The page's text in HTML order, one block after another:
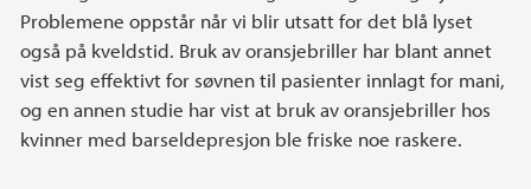
Problemene oppstår når vi blir utsatt for det blå lyset
også på kveldstid. Bruk av oransjebriller har blant annet
vist seg effektivt for søvnen til pasienter innlagt for mani,
og en annen studie har vist at bruk av oransjebriller hos
kvinner med barseldepresjon ble friske noe raskere.